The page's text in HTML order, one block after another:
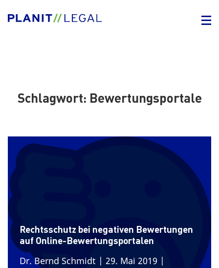
Schlagwort: Bewertungsportale
Rechtsschutz bei negativen Bewertungen
auf Online-Bewertungsportalen
Dr. Bernd Schmidt | 29. Mai 2019 |